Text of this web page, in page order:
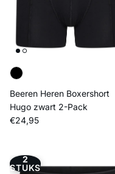
Beeren Heren Boxershort
Hugo zwart 2-Pack
Reguliere prijs
€24,95
2
STUKS